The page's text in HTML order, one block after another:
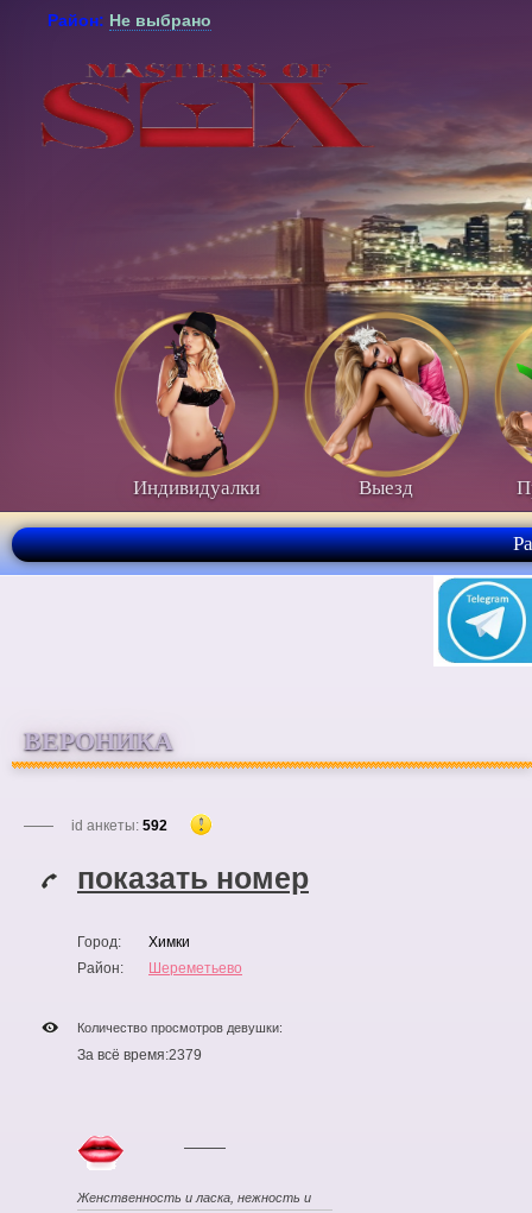
Район: Не выбрано
Индивидуалки Выезд
ВЕРОНИКА
id анкеты: 592
показать номер
Город:
Химки
Район:
Шереметьево
Количество просмотров девушки:
За всё время:2379
Женственность и ласка, нежность и